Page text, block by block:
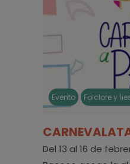
Evento Folclore y
Del 13 al 16 de